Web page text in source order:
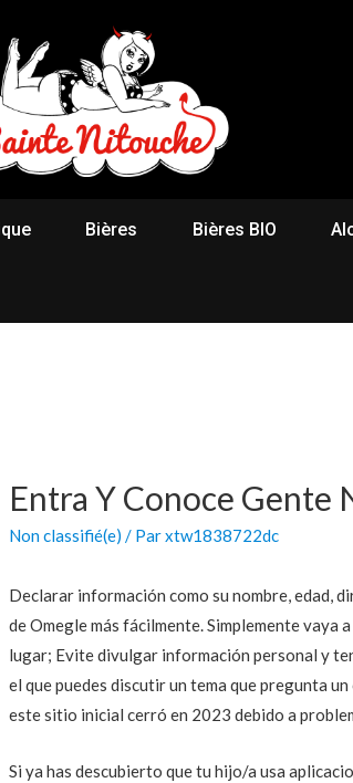
Bières Bières BIO
Entra Y Conoce Gente
Non classifié(e) / Parxtw1838722dc
Declarar información como su nombre, edad,
de Omegle más fácilmente. Simplemente vaya
lugar; Evite divulgar información personal y
el que puedes discutir un tema que pregunta
este sitio inicial cerró en 2023 debido a
Si ya has descubierto que tu hijo/a usa